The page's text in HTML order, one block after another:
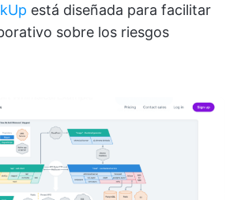
está diseñada para facilitar
sobre los riesgos